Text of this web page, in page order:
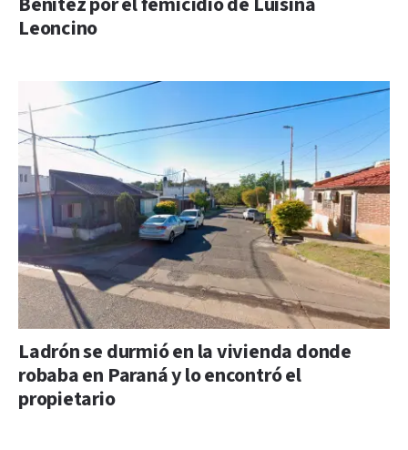
Leoncino
Ladrón se durmió en la vivienda donde
robaba en Paraná y lo encontró el
propietario